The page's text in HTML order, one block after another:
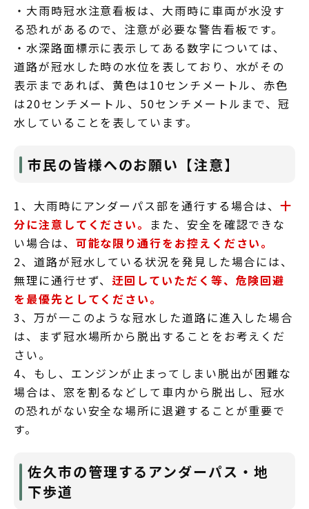
・大雨時冠水注意看板は、大雨時に車両が水没す
る恐れがあるので、注意が必要な警告看板です。
・水深路面標示に表示してある数字については、
道路が冠水した時の水位を表しており、水がその
表示まであれば、黄色は10センチメートル、赤色
は20センチメートル、50センチメートルまで、冠
水していることを表しています。
市民の皆様へのお願い【注意】
1、大雨時にアンダーパス部を通行する場合は、十
分に注意してください。
また、安全を確認できな
い場合は、 可能な限り通行をお控えください。
2、道路が冠水している状況を発見した場合には、
無理に通行せず、 迂回していただく等、危険回避
を最優先としてください。
3、万が一このような冠水した道路に進入した場合
は、まず冠水場所から脱出することをお考えくだ
さい。
4、もし、エンジンが止まってしまい脱出が困難な
場合は、窓を割るなどして車内から脱出し、冠水
の恐れがない安全な場所に退避することが重要で
す。
佐久市の管理するアンダーパス・地
下歩道